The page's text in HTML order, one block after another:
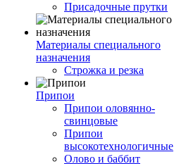
Присадочные прутки
Материалы специального
назначения
Строжка и резка
Припои
Припои оловянно-
свинцовые
Припои
высокотехнологичные
Олово и баббит